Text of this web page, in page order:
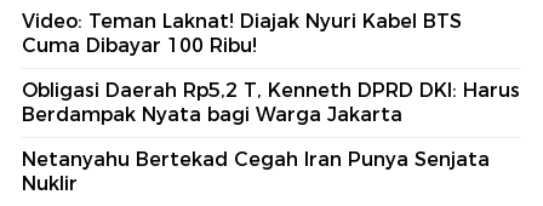
Video: Teman Laknat! Diajak Nyuri Kabel BTS
Cuma Dibayar 100 Ribu!
Obligasi Daerah Rp5,2 T, Kenneth DPRD DKI: Harus
Berdampak Nyata bagi Warga Jakarta
Netanyahu Bertekad Cegah Iran Punya Senjata
Nuklir